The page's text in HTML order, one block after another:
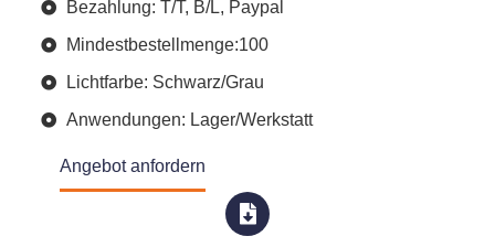
Bezahlung: T/T, B/L, Paypal
Mindestbestellmenge:100
Lichtfarbe: Schwarz/Grau
Anwendungen: Lager/Werkstatt
Angebot anfordern